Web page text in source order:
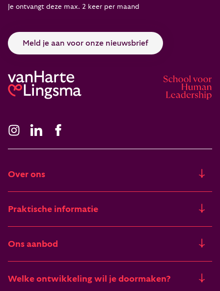
Je ontvangt deze max. 2 keer per maand
Meld je aan voor onze nieuwsbrief
Over ons
Artikelen & verhalen
Praktische informatie
Begrippenlijst
Ons aanbod
Welke ontwikkeling wil je doormaken?